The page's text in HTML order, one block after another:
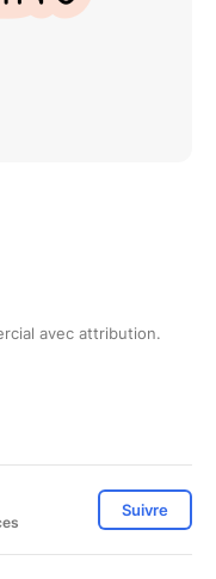
avec attribution.
Suivre